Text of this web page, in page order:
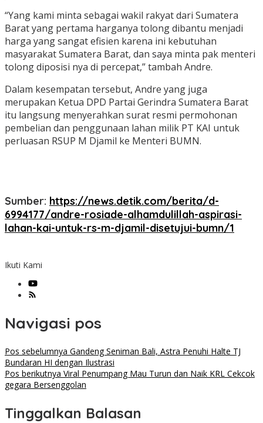
“Yang kami minta sebagai wakil rakyat dari Sumatera
Barat yang pertama harganya tolong dibantu menjadi
harga yang sangat efisien karena ini kebutuhan
masyarakat Sumatera Barat, dan saya minta pak menteri
tolong diposisi nya di percepat,” tambah Andre.
Dalam kesempatan tersebut, Andre yang juga
merupakan Ketua DPD Partai Gerindra Sumatera Barat
itu langsung menyerahkan surat resmi permohonan
pembelian dan penggunaan lahan milik PT KAI untuk
perluasan RSUP M Djamil ke Menteri BUMN.
Sumber: https://news.detik.com/berita/d-
6994177/andre-rosiade-alhamdulillah-aspirasi-
lahan-kai-untuk-rs-m-djamil-disetujui-bumn/1
Ikuti Kami
Navigasi pos
Pos sebelumnya Gandeng Seniman Bali, Astra Penuhi Halte TJ
Bundaran HI dengan Ilustrasi
Pos berikutnya Viral Penumpang Mau Turun dan Naik KRL Cekcok
gegara Bersenggolan
Tinggalkan Balasan